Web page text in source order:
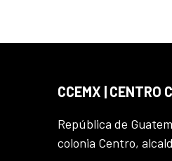
CCEMX | CENTRO
República de
colonia Centro,